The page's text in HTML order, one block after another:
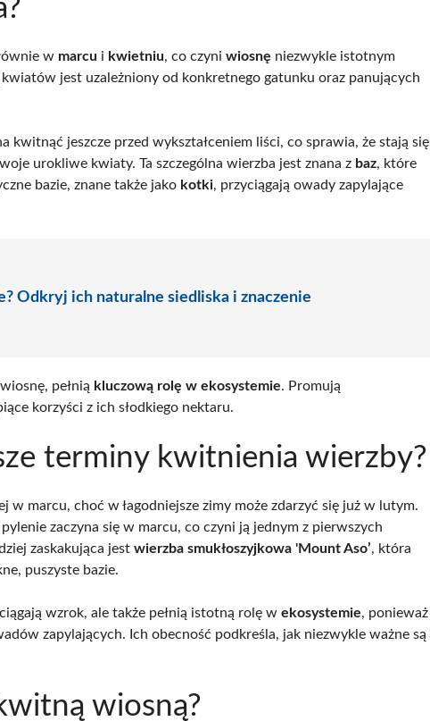
w marcu i kwietniu, co czyni wiosnę niezwykle istotnym
jest uzależniony od konkretnego gatunku oraz panujących
kwitnąć jeszcze przed wykształceniem liści, co sprawia, że stają się
urokliwe kwiaty. Ta szczególna wierzba jest znana z baz, które
bazie, znane także jako kotki, przyciągają owady zapylające
Odkryj ich naturalne siedliska i znaczenie
pełnią kluczową rolę w ekosystemie. Promują
korzyści z ich słodkiego nektaru.
terminy kwitnienia wierzby?
w marcu, choć w łagodniejsze zimy może zdarzyć się już w lutym.
zaczyna się w marcu, co czyni ją jednym z pierwszych
zaskakująca jest wierzba smukłoszyjkowa 'Mount Aso’, która
puszyste bazie.
wzrok, ale także pełnią istotną rolę w ekosystemie, ponieważ
zapylających. Ich obecność podkreśla, jak niezwykle ważne są
wiosną?